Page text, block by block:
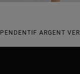
PENDENTIF ARGENT